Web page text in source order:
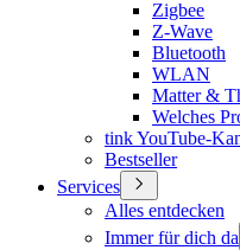
Zigbee
Z-Wave
Bluetooth
WLAN
Matter &
Welches
tink YouTube-
Bestseller
Services
Alles entdecken
Immer für dich da